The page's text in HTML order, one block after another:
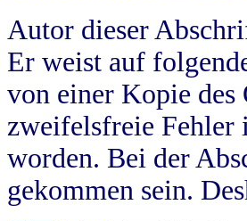
Autor dieser
Er weist auf
von einer Kopie
zweifelsfreie
worden. Bei der
gekommen sein.